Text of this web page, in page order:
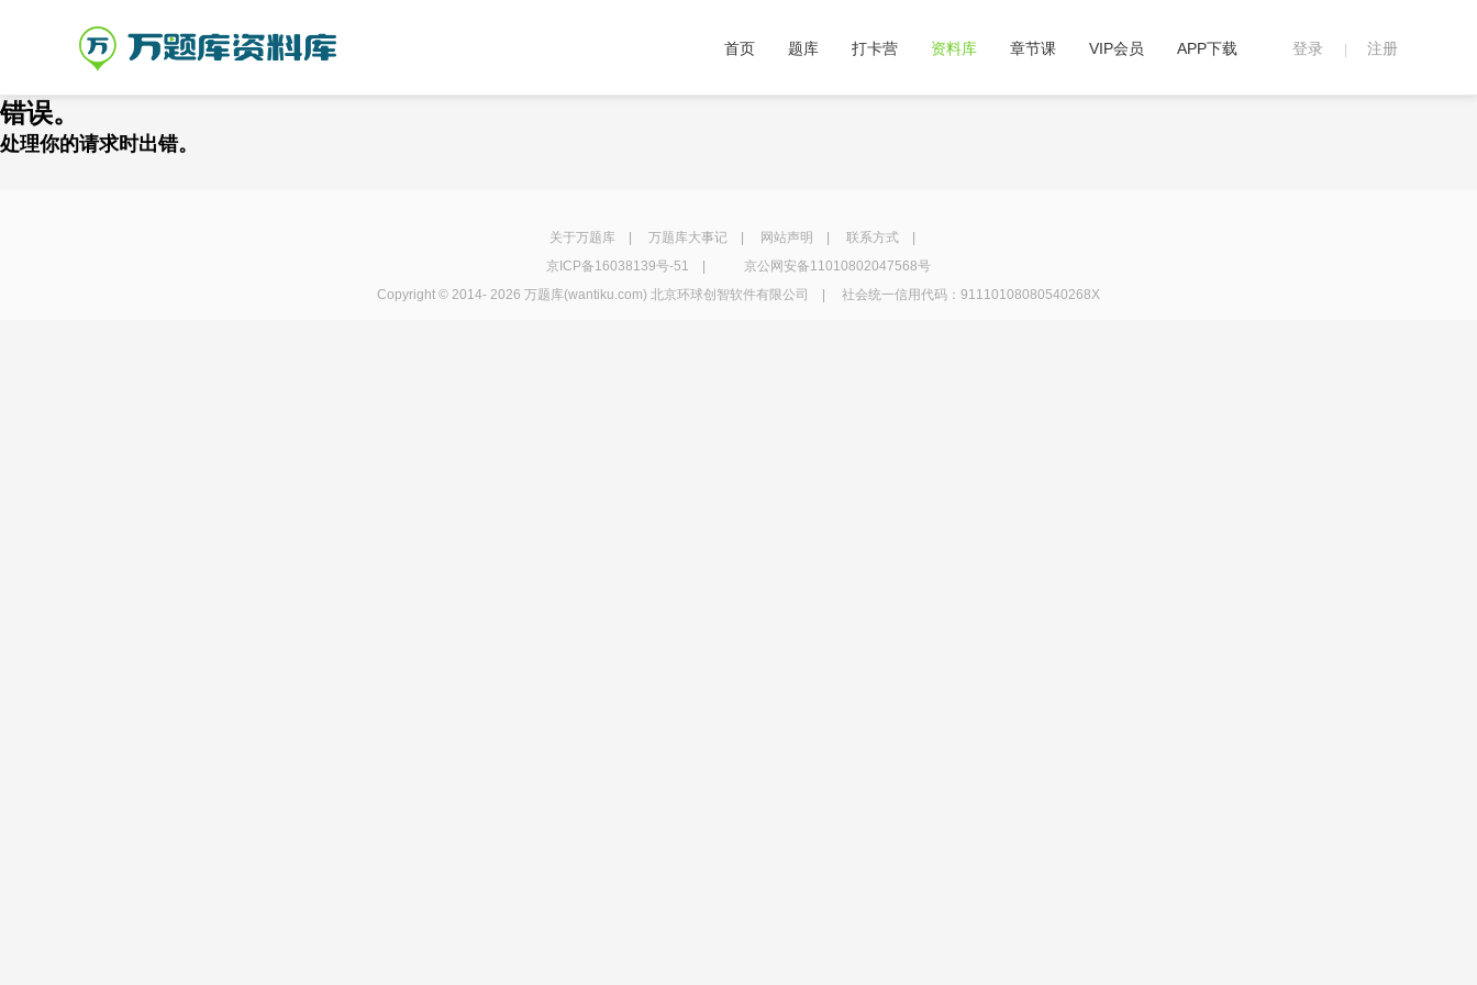
登录 注册
首页 题库 打卡营 资料库 章节课 VIP会员 APP下载
错误。
处理你的请求时出错。
关于万题库| 万题库大事记| 网站声明 联系方式|
京ICP备16038139号-51
京公网安备11010802047568号
Copyright © 2014- 2026 万题库(wantiku.com) 北京环球创智软件有限公司 | 社会统一信用代码：91110108080540268X